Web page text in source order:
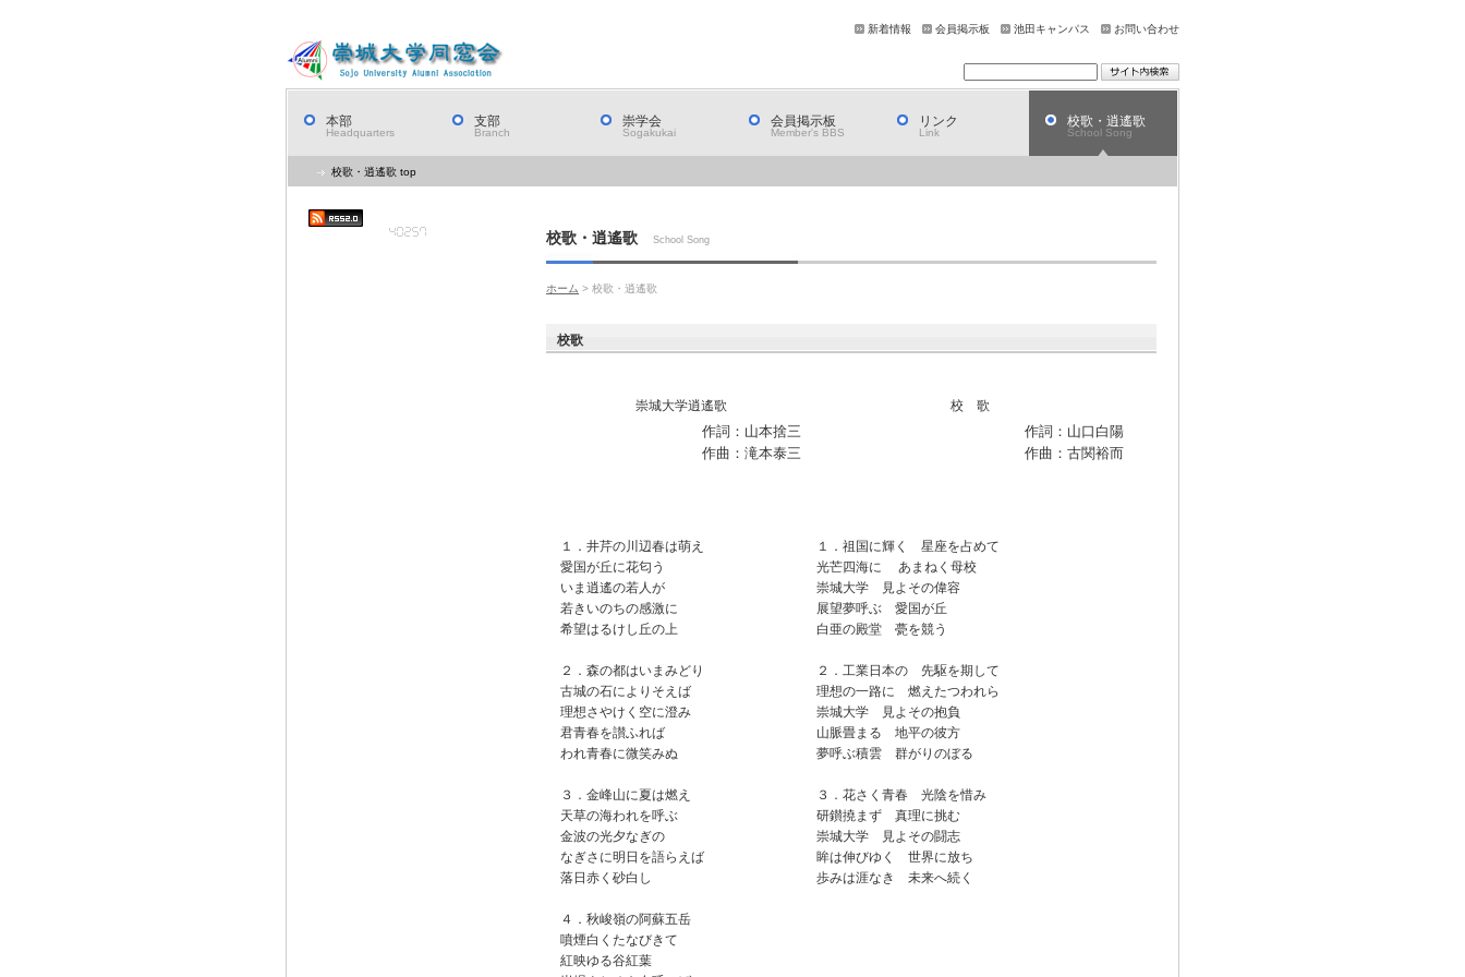
新着情報 会員掲示板 池田キャンパス お問い合わせ
本部
Headquarters
支部
Branch
崇学会
Sogakukai
会員掲示板
Member's BBS
リンク
Link
校歌・逍遙歌
School Song
校歌・逍遙歌 top
校歌・逍遙歌 School Song
ホーム > 校歌・逍遙歌
校歌
崇城大学逍遙歌 校 歌
作詞：山本捨三
作曲：滝本泰三
作詞：山口白陽
作曲：古関裕而
１．井芹の川辺春は萌え
愛国が丘に花匂う
いま逍遙の若人が
若きいのちの感激に
希望はるけし丘の上
２．森の都はいまみどり
古城の石によりそえば
理想さやけく空に澄み
君青春を讃ふれば
われ青春に微笑みぬ
３．金峰山に夏は燃え
天草の海われを呼ぶ
金波の光夕なぎの
なぎさに明日を語らえば
落日赤く砂白し
４．秋峻嶺の阿蘇五岳
噴煙白くたなびきて
紅映ゆる谷紅葉
１．祖国に輝く 星座を占めて
光芒四海に あまねく母校
崇城大学 見よその偉容
展望夢呼ぶ 愛国が丘
白亜の殿堂 甍を競う
２．工業日本の 先駆を期して
理想の一路に 燃えたつわれら
崇城大学 見よその抱負
山脈畳まる 地平の彼方
夢呼ぶ積雲 群がりのぼる
３．花さく青春 光陰を惜み
研鑚撓まず 真理に挑む
崇城大学 見よその闘志
眸は伸びゆく 世界に放ち
歩みは涯なき 未来へ続く